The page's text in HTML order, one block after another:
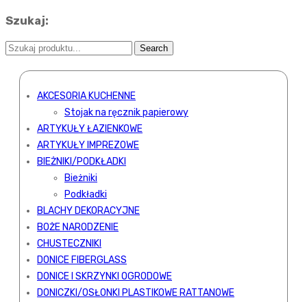
Szukaj:
AKCESORIA KUCHENNE
Stojak na ręcznik papierowy
ARTYKUŁY ŁAZIENKOWE
ARTYKUŁY IMPREZOWE
BIEŻNIKI/PODKŁADKI
Bieżniki
Podkładki
BLACHY DEKORACYJNE
BOŻE NARODZENIE
CHUSTECZNIKI
DONICE FIBERGLASS
DONICE I SKRZYNKI OGRODOWE
DONICZKI/OSŁONKI PLASTIKOWE RATTANOWE